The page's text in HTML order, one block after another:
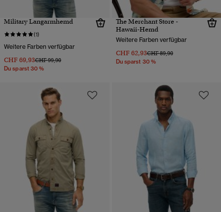
Military Langarmhemd
(1)
Weitere Farben verfügbar
CHF 69,93Preis wurde reduziert von
CHF 99,90bis
Du sparst 30 %
The Merchant Store -
Hawaii-Hemd
Weitere Farben verfügbar
CHF 62,93Preis wurde reduziert von
CHF 89,90bis
Du sparst 30 %